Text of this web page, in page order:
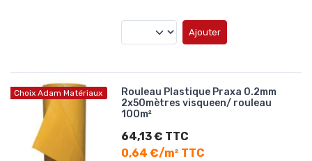
Ajouter
Choix Adam Matériaux
Rouleau Plastique Praxa 0.2mm
2x50mètres visqueen/ rouleau
100m²
64,13 € TTC
0,64 €/m² TTC